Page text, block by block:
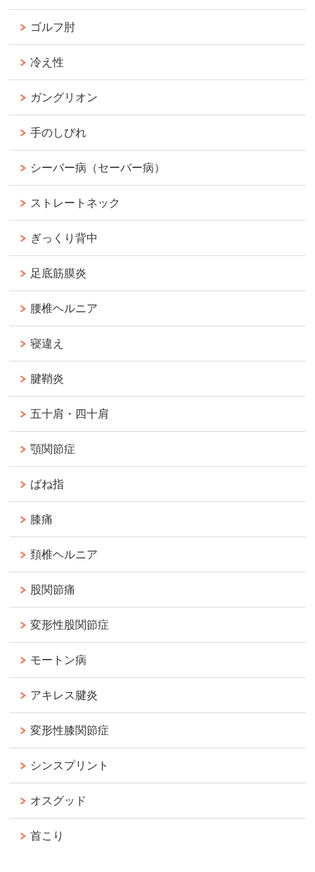
ゴルフ肘
冷え性
ガングリオン
手のしびれ
シーバー病（セーバー病）
ストレートネック
ぎっくり背中
足底筋膜炎
腰椎ヘルニア
寝違え
腱鞘炎
五十肩・四十肩
顎関節症
ばね指
膝痛
頚椎ヘルニア
股関節痛
変形性股関節症
モートン病
アキレス腱炎
変形性膝関節症
シンスプリント
オスグッド
首こり